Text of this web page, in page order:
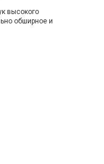
высокого
обширное и